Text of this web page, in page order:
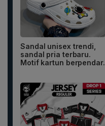
Sandal unisex trendi,
sandal pria terbaru.
Motif kartun berpendar.